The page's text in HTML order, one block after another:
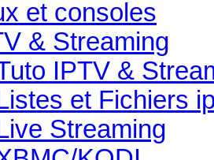
et consoles
& Streaming
IPTV &
et Fichiers
Streaming